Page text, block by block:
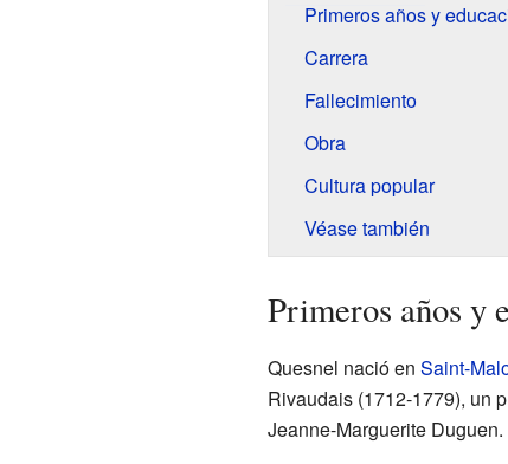
Primeros años y
Carrera
Fallecimiento
Obra
Cultura popular
Véase también
Primeros años y
Quesnel nació en Saint-
Rivaudais (1712-1779), un
Jeanne-Marguerite